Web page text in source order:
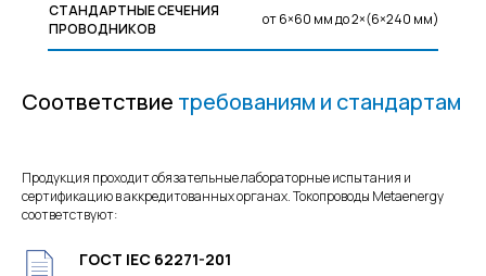
СТАНДАРТНЫЕ СЕЧЕНИЯ
ПРОВОДНИКОВ
от 6×60 мм до 2×(6×240 мм)
Соответствие требованиям и стандартам
Продукция проходит обязательные лабораторные испытания и
сертификацию в аккредитованных органах. Токопроводы Metaenergy
соответствуют:
ГОСТ IEC 62271-201